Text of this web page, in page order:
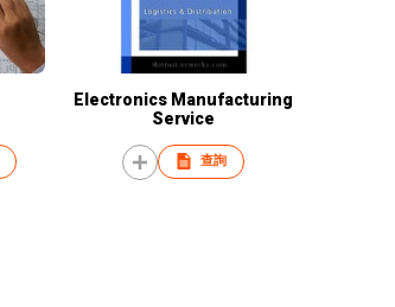
Electronics Manufacturing
Service
查詢